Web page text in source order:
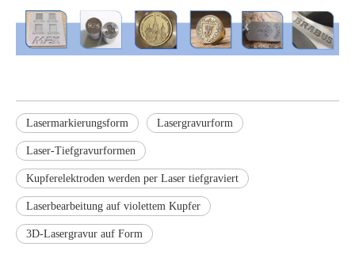
Lasermarkierungsform Lasergravurform
Laser-Tiefgravurformen
Kupferelektroden werden per Laser tiefgraviert
Laserbearbeitung auf violettem Kupfer
3D-Lasergravur auf Form